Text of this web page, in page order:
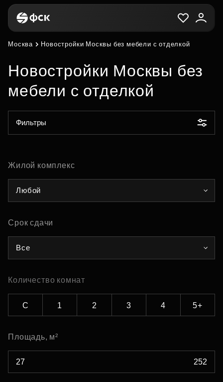
Москва Новостройки Москвы без мебели с отделкой
Новостройки Москвы без
мебели с отделкой
Фильтры
Жилой комплекс
Любой
Срок сдачи
Все
Количество комнат
С 1 2 3 4 5+
Площадь, м²